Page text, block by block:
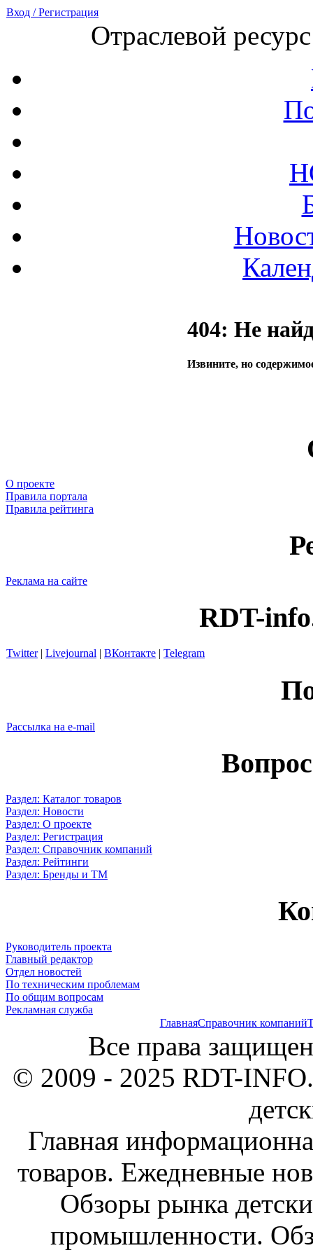
Вход / Регистрация
Отраслевой
404: Не
Извините, но
О проекте
Правила портала
Правила рейтинга
Реклама на сайте
RDT-
Twitter| Livejournal | ВКонтакте | Telegram
Рассылка на e-mail
Раздел: Каталог товаров
Раздел: Новости
Раздел: О проекте
Раздел: Регистрация
Раздел: Справочник компаний
Раздел: Рейтинги
Раздел: Бренды и ТМ
Руководитель проекта
Главный редактор
Отдел новостей
По техническим проблемам
По общим вопросам
Рекламная служба
ГлавнаяСправочник компаний
Все права
© 2009 - 2025 RDT-
Главная
товаров. Ежедневные
Обзоры рынка
промышленности.